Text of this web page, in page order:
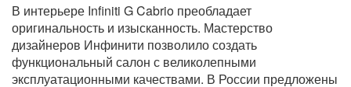
В интерьере Infiniti G Cabrio преобладает
оригинальность и изысканность. Мастерство
дизайнеров Инфинити позволило создать
функциональный салон с великолепными
эксплуатационными качествами. В России предложены